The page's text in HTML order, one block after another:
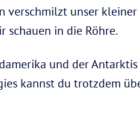
verschmilzt unser kleiner
schauen in die Röhre.
und der Antarktis
kannst du trotzdem